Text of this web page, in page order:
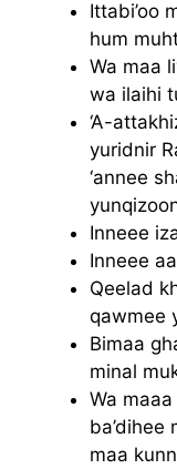
Ittabi’oo
hum
Wa maa
wa ilaihi
‘A-
yuridnir
‘annee
Inneee
Inneee
Qeelad
qawmee
Bimaa
minal
Wa
ba’dihee
maa